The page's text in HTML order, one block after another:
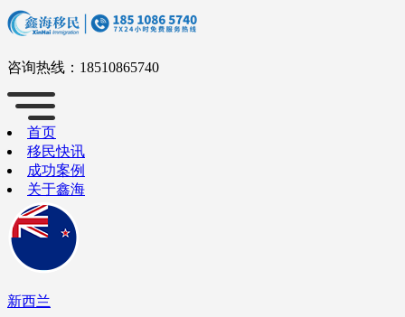
咨询热线： 18510865740
首页
移民快讯
成功案例
关于鑫海
新西兰